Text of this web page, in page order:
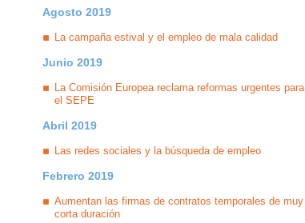
Agosto 2019
La campaña estival y el empleo de mala calidad
Junio 2019
La Comisión Europea reclama reformas urgentes para
el SEPE
Abril 2019
Las redes sociales y la búsqueda de empleo
Febrero 2019
Aumentan las firmas de contratos temporales de muy
corta duración